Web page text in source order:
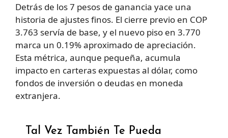
Detrás de los 7 pesos de ganancia yace una
historia de ajustes finos. El cierre previo en COP
3.763 servía de base, y el nuevo piso en 3.770
marca un 0.19% aproximado de apreciación.
Esta métrica, aunque pequeña, acumula
impacto en carteras expuestas al dólar, como
fondos de inversión o deudas en moneda
extranjera.
Tal Vez También Te Pueda